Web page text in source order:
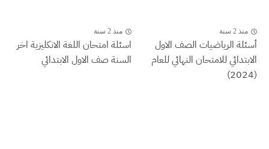
منذ 2 سنة
أسئلة الرياضيات الصف الاول
الابتدائي للامتحان النهائي للعام
(2024)
منذ 2 سنة
اسئلة امتحان اللغة الانكليزية اخر
السنة صف الاول الابتدائي